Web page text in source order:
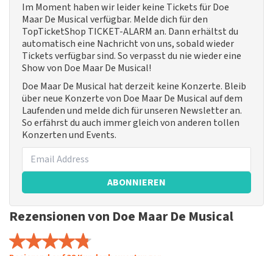
Im Moment haben wir leider keine Tickets für Doe
Maar De Musical verfügbar. Melde dich für den
TopTicketShop TICKET-ALARM an. Dann erhältst du
automatisch eine Nachricht von uns, sobald wieder
Tickets verfügbar sind. So verpasst du nie wieder eine
Show von Doe Maar De Musical!
Doe Maar De Musical hat derzeit keine Konzerte. Bleib
über neue Konzerte von Doe Maar De Musical auf dem
Laufenden und melde dich für unseren Newsletter an.
So erfährst du auch immer gleich von anderen tollen
Konzerten und Events.
ABONNIEREN
Rezensionen von Doe Maar De Musical